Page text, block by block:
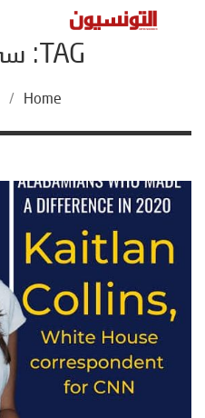
TAG: سي ان ان
Home
/